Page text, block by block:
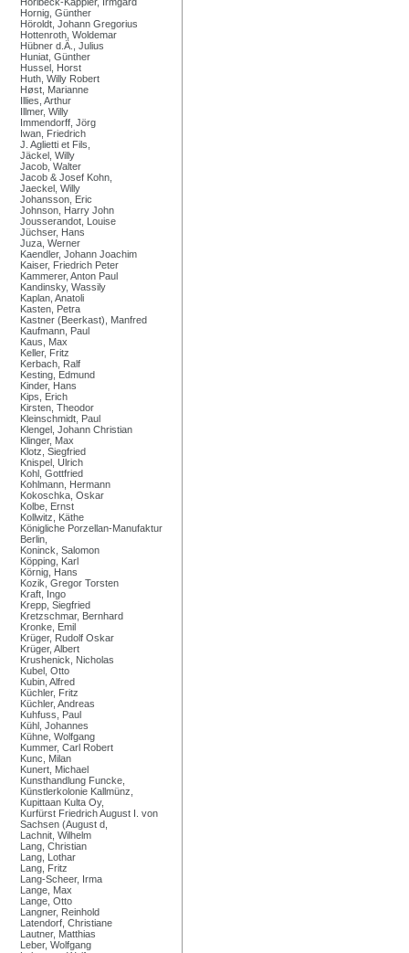
Hornig, Günther
Höroldt, Johann Gregorius
Hottenroth, Woldemar
Hübner d.Ä., Julius
Huniat, Günther
Hussel, Horst
Huth, Willy Robert
Høst, Marianne
Illies, Arthur
Illmer, Willy
Immendorff, Jörg
Iwan, Friedrich
J. Aglietti et Fils,
Jäckel, Willy
Jacob, Walter
Jacob & Josef Kohn,
Jaeckel, Willy
Johansson, Eric
Johnson, Harry John
Jousserandot, Louise
Jüchser, Hans
Juza, Werner
Kaendler, Johann Joachim
Kaiser, Friedrich Peter
Kammerer, Anton Paul
Kandinsky, Wassily
Kaplan, Anatoli
Kasten, Petra
Kastner (Beerkast), Manfred
Kaufmann, Paul
Kaus, Max
Keller, Fritz
Kerbach, Ralf
Kesting, Edmund
Kinder, Hans
Kips, Erich
Kirsten, Theodor
Kleinschmidt, Paul
Klengel, Johann Christian
Klinger, Max
Klotz, Siegfried
Knispel, Ulrich
Kohl, Gottfried
Kohlmann, Hermann
Kokoschka, Oskar
Kolbe, Ernst
Kollwitz, Käthe
Königliche Porzellan-Manufaktur
Berlin,
Koninck, Salomon
Köpping, Karl
Körnig, Hans
Kozik, Gregor Torsten
Kraft, Ingo
Krepp, Siegfried
Kretzschmar, Bernhard
Kronke, Emil
Krüger, Rudolf Oskar
Krüger, Albert
Krushenick, Nicholas
Kubel, Otto
Kubin, Alfred
Küchler, Fritz
Küchler, Andreas
Kuhfuss, Paul
Kühl, Johannes
Kühne, Wolfgang
Kummer, Carl Robert
Kunc, Milan
Kunert, Michael
Kunsthandlung Funcke,
Künstlerkolonie Kallmünz,
Kupittaan Kulta Oy,
Kurfürst Friedrich August I. von
Sachsen (August d,
Lachnit, Wilhelm
Lang, Christian
Lang, Lothar
Lang, Fritz
Lang-Scheer, Irma
Lange, Max
Lange, Otto
Langner, Reinhold
Latendorf, Christiane
Lautner, Matthias
Leber, Wolfgang